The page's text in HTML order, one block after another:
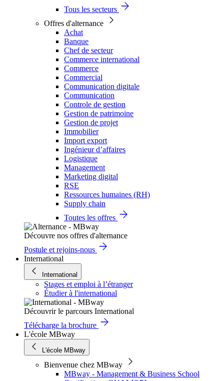
Tous les secteurs
Offres d'alternance
Achat
Banque
Chef de secteur
Commerce international
Commerce
Commercial
Communication digitale
Communication
Controle de gestion
Gestion de patrimoine
Gestion de projet
Immobilier
Import export
Ingénieur d’affaires
Logistique
Management
Marketing digital
RSE
Ressources humaines (RH)
Supply chain
Toutes les offres
Découvre nos offres d'alternance
Postule et rejoins-nous
International
International
Stages et emploi à l’étranger
Étudier à l'international
Découvrir le parcours International
Télécharge la brochure
L'école MBway
L'école MBway
Bienvenue chez MBway
MBway - Management & Business School